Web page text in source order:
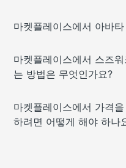
마켓플레이스에서 아바
마켓플레이스에서 스즈
는 방법은 무엇인가요?
마켓플레이스에서 가격
하려면 어떻게 해야 하나